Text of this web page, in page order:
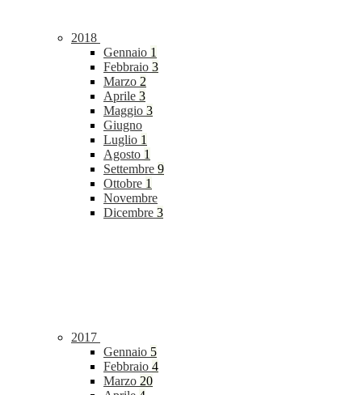
2018
Gennaio 1
Febbraio 3
Marzo 2
Aprile 3
Maggio 3
Giugno
Luglio 1
Agosto 1
Settembre 9
Ottobre 1
Novembre
Dicembre 3
2017
Gennaio 5
Febbraio 4
Marzo 20